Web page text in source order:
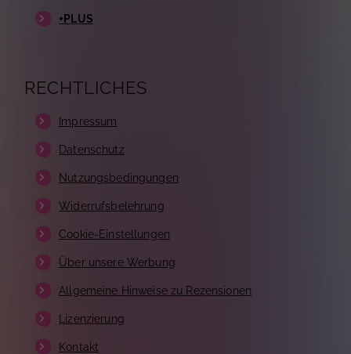
+PLUS
RECHTLICHES
Impressum
Datenschutz
Nutzungsbedingungen
Widerrufsbelehrung
Cookie-Einstellungen
Über unsere Werbung
Allgemeine Hinweise zu Rezensionen
Lizenzierung
Kontakt